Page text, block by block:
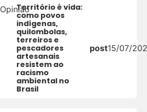
OpiniãoTerritório é vida:
como povos
indígenas,
quilombolas,
terreiros e
pescadores
artesanais
resistem ao
racismo
ambiental no
Brasil
post15/07/